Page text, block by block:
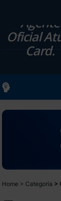
Agente
Oficial
Card.
Home Categoria